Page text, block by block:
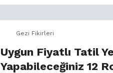
Gezi Fikirleri
Uygun Fiyatlı Tatil
Yapabileceğiniz 12